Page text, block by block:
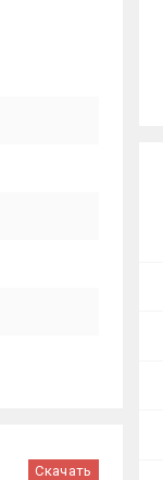
Скачать